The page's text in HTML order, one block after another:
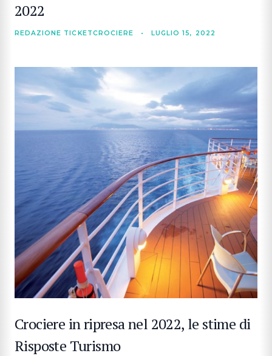
2022
REDAZIONE TICKETCROCIERE • LUGLIO 15, 2022
Crociere in ripresa nel 2022, le stime di
Risposte Turismo